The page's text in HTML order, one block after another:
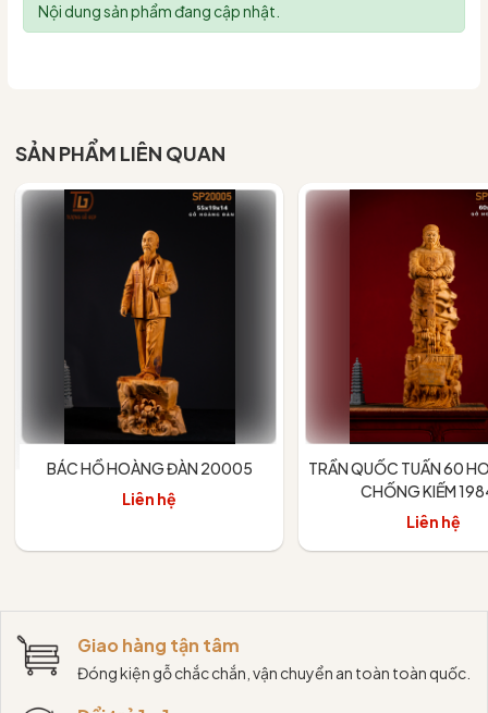
Nội dung sản phẩm đang cập nhật.
SẢN PHẨM LIÊN QUAN
BÁC HỒ HOÀNG ĐÀN 20005
Liên hệ
TRẦN QUỐC TUẤN 60
CHỐNG KIẾM
Liên hệ
Giao hàng tận tâm
Đóng kiện gỗ chắc chắn, vận chuyển an toàn toàn quốc.